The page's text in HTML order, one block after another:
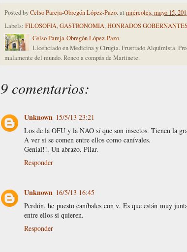
Posted byCelso Pareja-Obregón López-Pazo.at miércoles, mayo 15,
Labels: FILOSOFIA,GASTRONOMIA,HONRADOS
Celso Pareja-Obregón López-Pazo.
Licenciado en Medicina y Cirugía. Frustrado Alquimista.
malamente del mundo. Ronco a compás de Martinete.
9 comentarios:
Unknown 15/5/13 23:21
Los de la OFU y la NAO sí que son insectos. Tienen la
A ver si se comen entre ellos como canívales.
Genial!!. Un abrazo. Pilar.
Responder
Unknown 16/5/13 16:45
Perdón, he puesto caníbales con v. Es que están muy
entre ellos si quieren.
Responder